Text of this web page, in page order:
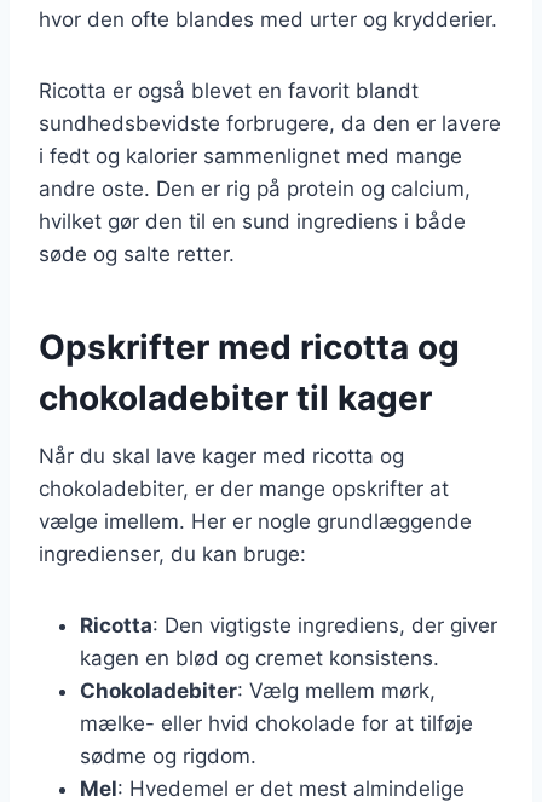
hvor den ofte blandes med urter og krydderier.
Ricotta er også blevet en favorit blandt
sundhedsbevidste forbrugere, da den er lavere
i fedt og kalorier sammenlignet med mange
andre oste. Den er rig på protein og calcium,
hvilket gør den til en sund ingrediens i både
søde og salte retter.
Opskrifter med ricotta og
chokoladebiter til kager
Når du skal lave kager med ricotta og
chokoladebiter, er der mange opskrifter at
vælge imellem. Her er nogle grundlæggende
ingredienser, du kan bruge:
Ricotta: Den vigtigste ingrediens, der giver
kagen en blød og cremet konsistens.
Chokoladebiter: Vælg mellem mørk,
mælke- eller hvid chokolade for at tilføje
sødme og rigdom.
Mel: Hvedemel er det mest almindelige